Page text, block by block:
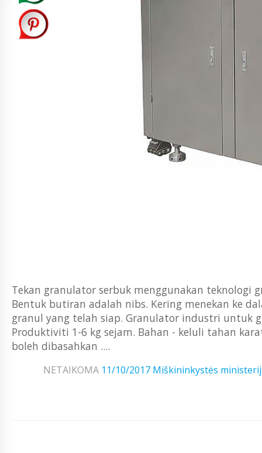
Tekan granulator serbuk menggunakan teknologi
Bentuk butiran adalah nibs. Kering menekan ke
granul yang telah siap. Granulator industri untuk
Produktiviti 1-6 kg sejam. Bahan - keluli tahan
boleh dibasahkan ....
NETAIKOMA 11/10/2017 Miškininkystės